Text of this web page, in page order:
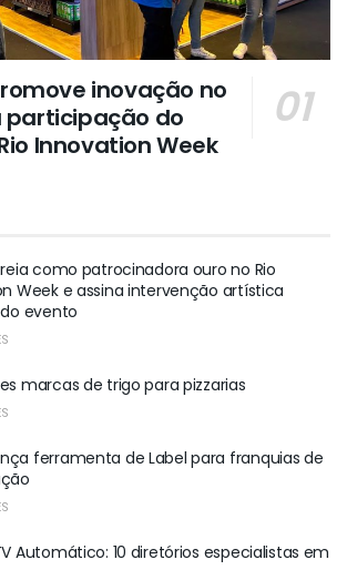
inovação no
participação do
Innovation Week
como patrocinadora ouro no Rio
Week e assina intervenção artística
evento
marcas de trigo para pizzarias
ferramenta de Label para franquias de
Automático: 10 diretórios especialistas em